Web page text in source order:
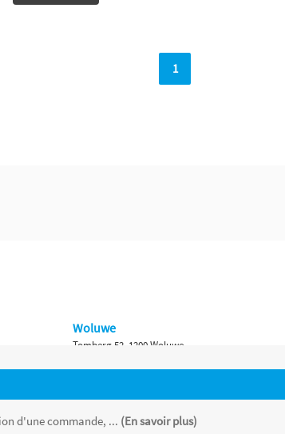
1
d'une commande, ... (En savoir plus)
Woluwe
Tomberg 52, 1200 Woluwe
Namur